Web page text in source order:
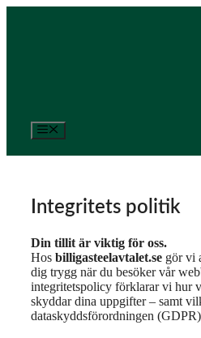
Integritets politik
Din tillit är viktig för oss.
Hos billigasteelavtalet.se gör vi
dig trygg när du besöker vår
integritetspolicy förklarar vi hur
skyddar dina uppgifter – samt
dataskyddsförordningen